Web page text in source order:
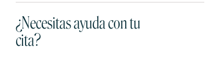
¿Necesitas ayuda con tu
cita?